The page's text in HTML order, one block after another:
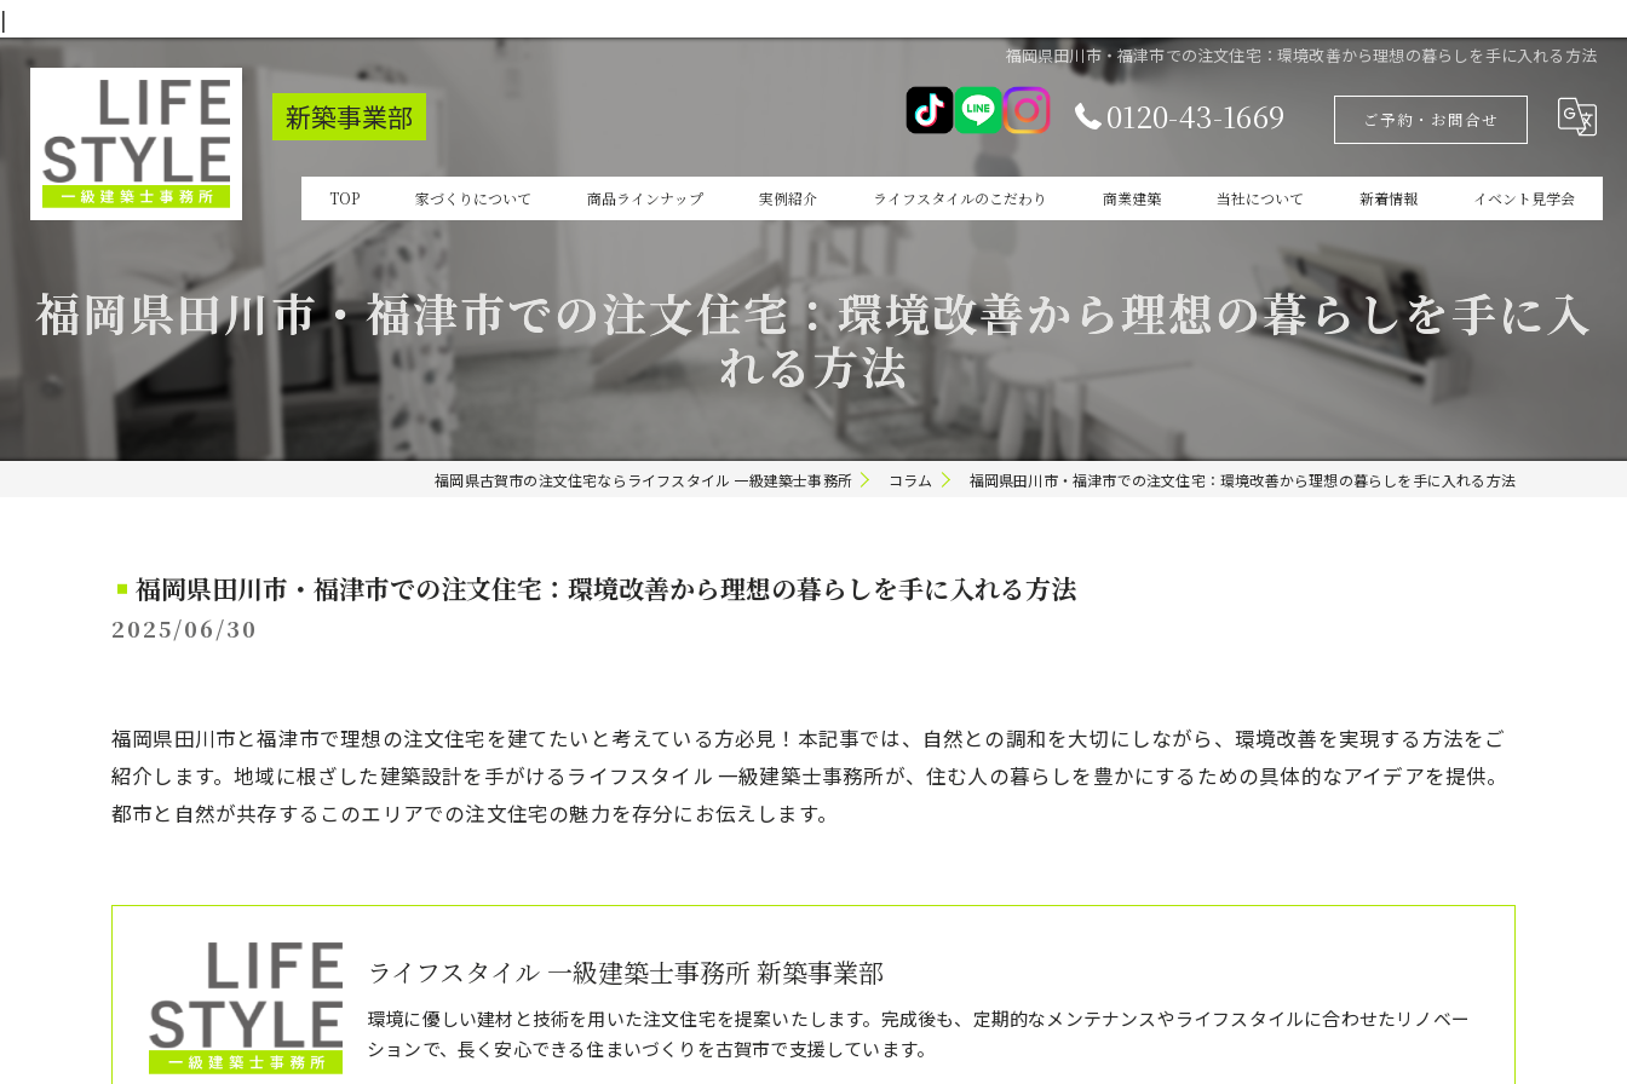
|
福岡県田川市・福津市での注文住宅：環境改善から理想の暮らしを手に入れる方法
新築事業部 0120-43-1669 ご予約・お問合せ
TOP 家づくりについて 商品ラインナップ
cocoiro+
実例紹介 ライフスタイルのこだわり 商業建築 当社について
新築
新着情報
家づくりの本掲載
イベント見学会
福岡県田川市・福津市での注文住宅：環境改善から理想の暮らしを手に入
れる方法
福岡県古賀市の注文住宅ならライフスタイル 一級建築士事務所 コラム 福岡県田川市・福津市での注文住宅：環境改善から理想の暮らしを手に入れる方法
福岡県田川市・福津市での注文住宅：環境改善から理想の暮らしを手に入れる方法
2025/06/30
福岡県田川市と福津市で理想の注文住宅を建てたいと考えている方必見！本記事では、自然との調和を大切にしながら、環境改善を実現する方法をご
紹介します。地域に根ざした建築設計を手がけるライフスタイル 一級建築士事務所が、住む人の暮らしを豊かにするための具体的なアイデアを提供。
都市と自然が共存するこのエリアでの注文住宅の魅力を存分にお伝えします。
ライフスタイル 一級建築士事務所 新築事業部
環境に優しい建材と技術を用いた注文住宅を提案いたします。完成後も、定期的なメンテナンスやライフスタイルに合わせたリノベー
ションで、長く安心できる住まいづくりを古賀市で支援しています。